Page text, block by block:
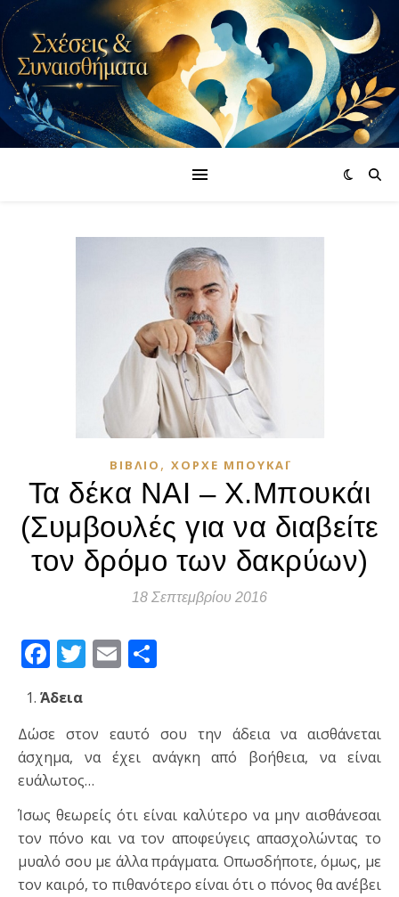
ΒΙΒΛΊΟ , ΧΌΡΧΕ ΜΠΟΥΚΆΙ
Τα δέκα ΝΑΙ – Χ.Μπουκάι
(Συμβουλές για να διαβείτε
τον δρόμο των δακρύων)
18 Σεπτεμβρίου 2016
Facebook
Twitter
Email
Άδεια
Δώσε στον εαυτό σου την άδεια να αισθάνεται
άσχημα, να έχει ανάγκη από βοήθεια, να είναι
ευάλωτος…
Ίσως θεωρείς ότι είναι καλύτερο να μην αισθάνεσαι
τον πόνο και να τον αποφεύγεις απασχολώντας το
μυαλό σου με άλλα πράγματα. Οπωσδήποτε, όμως, με
τον καιρό, το πιθανότερο είναι ότι ο πόνος θα ανέβει